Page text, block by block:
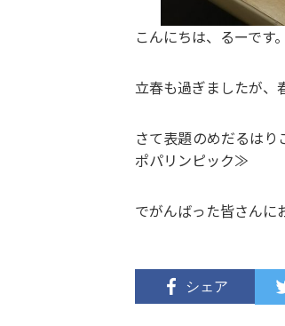
こんにちは、るーです。
立春も過ぎましたが、
さて表題のめだるは
ポパリンピック≫
でがんばった皆さんに
シェア